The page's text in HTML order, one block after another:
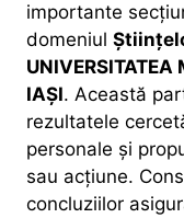
importante
domeniul
IAȘI. Această
rezultatele
personale și
sau acțiune.
concluziilor